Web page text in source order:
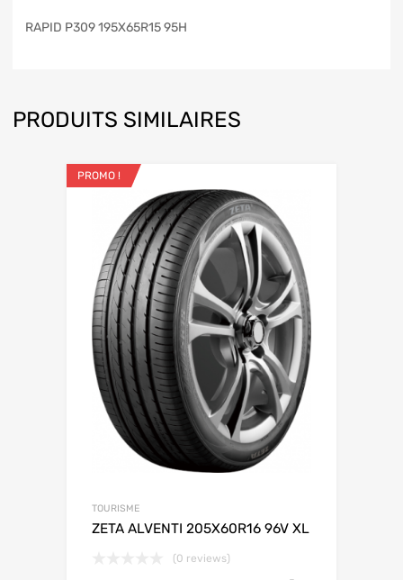
RAPID P309 195X65R15 95H
PRODUITS SIMILAIRES
PROMO !
TOURISME
ZETA ALVENTI 205X60R16 96V XL
(0 reviews)